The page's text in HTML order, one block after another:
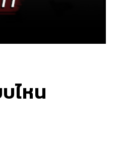
ไหน